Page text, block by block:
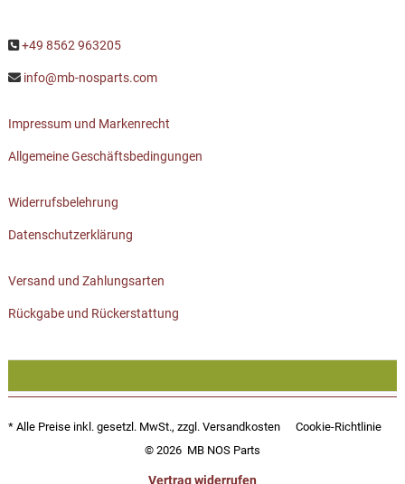
+49 8562 963205
info@mb-nosparts.com
Impressum und Markenrecht
Allgemeine Geschäftsbedingungen
Widerrufsbelehrung
Datenschutzerklärung
Versand und Zahlungsarten
Rückgabe und Rückerstattung
* Alle Preise inkl. gesetzl. MwSt., zzgl. Versandkosten
Cookie-Richtlinie
© 2026 MB NOS Parts
Vertrag widerrufen